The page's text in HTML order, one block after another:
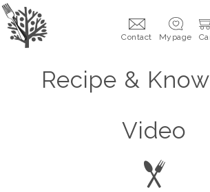
Contact Mypage
Recipe &
Video